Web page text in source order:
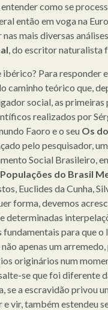
como se
então em voga na
mais diversas
, do escritor naturalista
Para responder
caminho teórico que,
social, as primeiras
realizados por
Faoro e o seu Os
pelo pesquisador,
Social Brasileiro,
Populações do Brasil
Euclides da Cunha,
forma, devemos
determinadas
para que o
apenas um
originários num
se que foi diferente
se a escravidão privou
vir, também estendeu